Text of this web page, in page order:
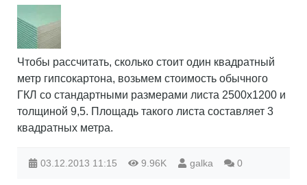
Чтобы рассчитать, сколько стоит один квадратный
метр гипсокартона, возьмем стоимость обычного
ГКЛ со стандартными размерами листа 2500х1200 и
толщиной 9,5. Площадь такого листа составляет 3
квадратных метра.
03.12.2013 11:15 9.96K galka 0